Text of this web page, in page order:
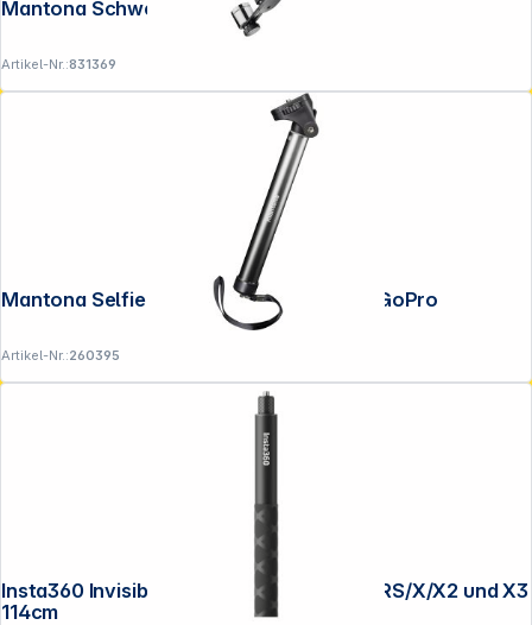
Mantona Schwebestativ für GoPro
Artikel-Nr.:831369
Mantona Selfie Handstativ schwarz für GoPro
Artikel-Nr.:260395
Insta360 Invisible Selfie Stick für ONE R/RS/X/X2 und X3
114cm